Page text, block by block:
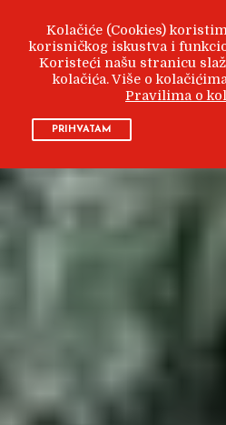
Kolačiće (Cookies)
korisničkog iskustva i
Koristeći našu stranicu
kolačića. Više o
Pravilima o
PRIHVATAM